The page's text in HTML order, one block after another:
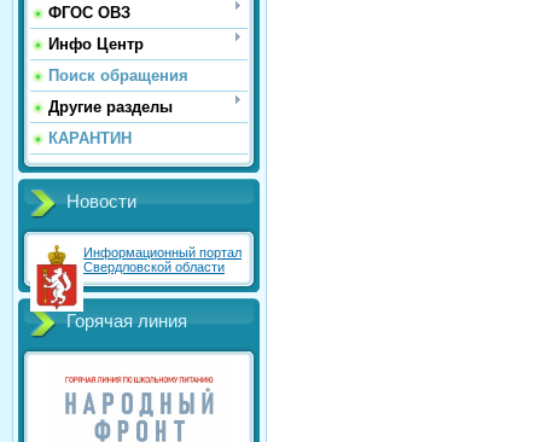
ФГОС ОВЗ
Инфо Центр
Поиск обращения
Другие разделы
КАРАНТИН
Новости
Информационный портал
Свердловской области
Горячая линия